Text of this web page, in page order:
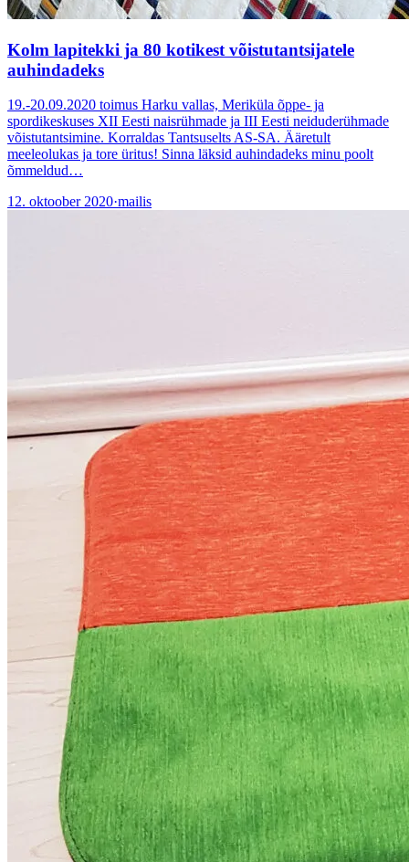
Kolm lapitekki ja 80 kotikest võistutantsijatele
auhindadeks
19.-20.09.2020 toimus Harku vallas, Meriküla õppe- ja
spordikeskuses XII Eesti naisrühmade ja III Eesti neiduderühmade
võistutantsimine. Korraldas Tantsuselts AS-SA. Ääretult
meeleolukas ja tore üritus! Sinna läksid auhindadeks minu poolt
õmmeldud…
12. oktoober 2020·mailis